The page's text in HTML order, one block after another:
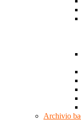
Archivio